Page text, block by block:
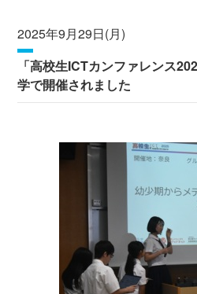
2025年9月29日(月)
「高校生ICTカンファレンス
学で開催されました